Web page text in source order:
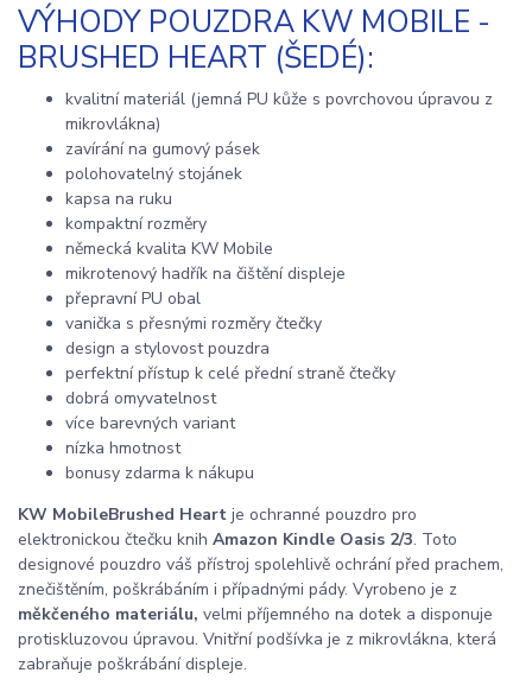
VÝHODY POUZDRA KW MOBILE -
BRUSHED HEART (ŠEDÉ):
kvalitní materiál (jemná PU kůže s povrchovou úpravou z
mikrovlákna)
zavírání na gumový pásek
polohovatelný stojánek
kapsa na ruku
kompaktní rozměry
německá kvalita KW Mobile
mikrotenový hadřík na čištění displeje
přepravní PU obal
vanička s přesnými rozměry čtečky
design a stylovost pouzdra
perfektní přístup k celé přední straně čtečky
dobrá omyvatelnost
více barevných variant
nízka hmotnost
bonusy zdarma k nákupu
KW MobileBrushed Heart je ochranné pouzdro pro
elektronickou čtečku knih Amazon Kindle Oasis 2/3. Toto
designové pouzdro váš přístroj spolehlivě ochrání před prachem,
znečištěním, poškrábáním i případnými pády. Vyrobeno je z
měkčeného materiálu, velmi příjemného na dotek a disponuje
protiskluzovou úpravou. Vnitřní podšívka je z mikrovlákna, která
zabraňuje poškrábání displeje.